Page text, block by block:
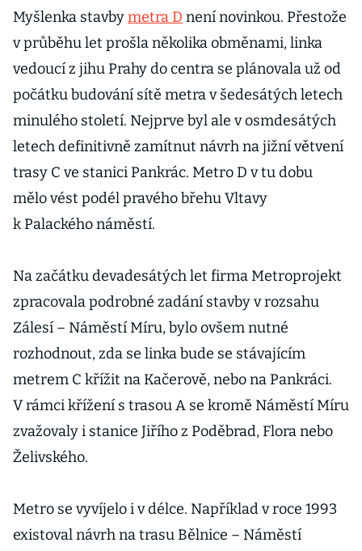
Myšlenka stavbymetra D není novinkou. Přestože
v průběhu let prošla několika obměnami, linka
vedoucí z jihu Prahy do centra se plánovala už od
počátku budování sítě metra v šedesátých letech
minulého století. Nejprve byl ale v osmdesátých
letech definitivně zamítnut návrh na jižní větvení
trasy C ve stanici Pankrác. Metro D v tu dobu
mělo vést podél pravého břehu Vltavy
k Palackého náměstí.
Na začátku devadesátých let firma Metroprojekt
zpracovala podrobné zadání stavby v rozsahu
Zálesí – Náměstí Míru, bylo ovšem nutné
rozhodnout, zda se linka bude se stávajícím
metrem C křížit na Kačerově, nebo na Pankráci.
V rámci křížení s trasou A se kromě Náměstí Míru
zvažovaly i stanice Jiřího z Poděbrad, Flora nebo
Želivského.
Metro se vyvíjelo i v délce. Například v roce 1993
existoval návrh na trasu Bělnice – Náměstí